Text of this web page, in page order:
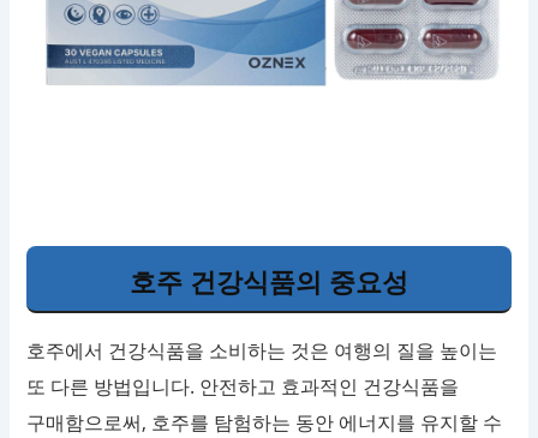
호주 건강식품의 중요성
호주에서 건강식품을 소비하는 것은 여행의 질을 높이는
또 다른 방법입니다. 안전하고 효과적인 건강식품을
구매함으로써, 호주를 탐험하는 동안 에너지를 유지할 수